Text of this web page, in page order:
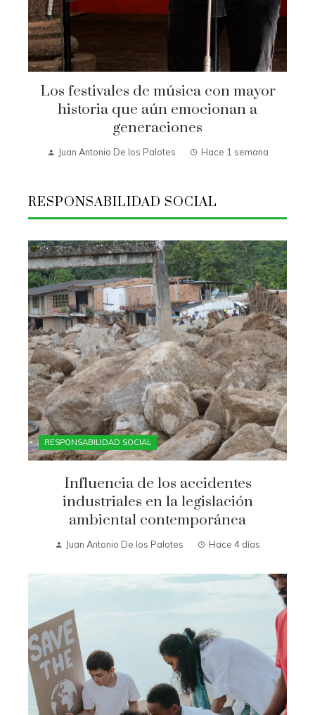
Los festivales de música con mayor
historia que aún emocionan a
generaciones
Juan Antonio De los Palotes Hace 1 semana
RESPONSABILIDAD SOCIAL
RESPONSABILIDAD SOCIAL
Influencia de los accidentes
industriales en la legislación
ambiental contemporánea
Juan Antonio De los Palotes Hace 4 días